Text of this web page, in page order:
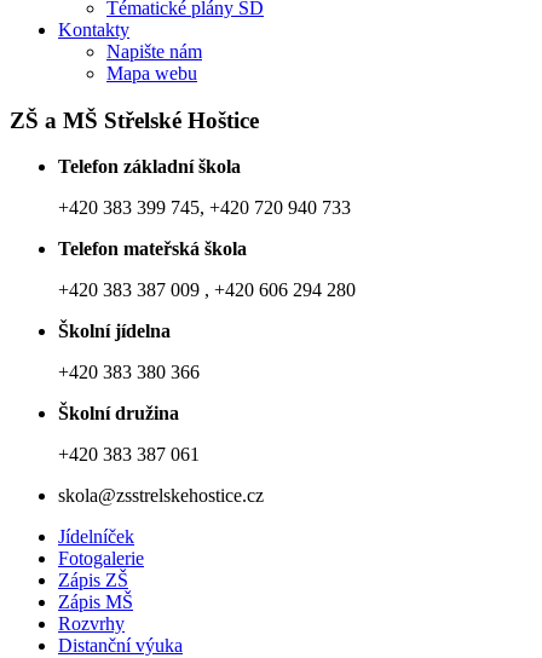
Tématické plány ŠD
Kontakty
Napište nám
Mapa webu
ZŠ a MŠ Střelské Hoštice
Telefon základní škola
+420 383 399 745, +420 720 940 733
Telefon mateřská škola
+420 383 387 009 , +420 606 294 280
Školní jídelna
+420 383 380 366
Školní družina
+420 383 387 061
skola@zsstrelskehostice.cz
Jídelníček
Fotogalerie
Zápis ZŠ
Zápis MŠ
Rozvrhy
Distanční výuka